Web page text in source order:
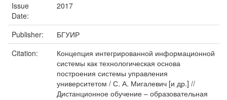
Issue
Date:
2017
Publisher:
БГУИР
Citation:
Концепция интегрированной информационной
системы как технологическая основа
построения системы управления
университетом / С. А. Мигалевич [и др.] //
Дистанционное обучение – образовательная